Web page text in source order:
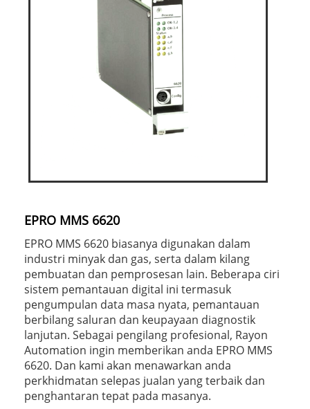
EPRO MMS 6620
EPRO MMS 6620 biasanya digunakan dalam
industri minyak dan gas, serta dalam kilang
pembuatan dan pemprosesan lain. Beberapa ciri
sistem pemantauan digital ini termasuk
pengumpulan data masa nyata, pemantauan
berbilang saluran dan keupayaan diagnostik
lanjutan. Sebagai pengilang profesional, Rayon
Automation ingin memberikan anda EPRO MMS
6620. Dan kami akan menawarkan anda
perkhidmatan selepas jualan yang terbaik dan
penghantaran tepat pada masanya.